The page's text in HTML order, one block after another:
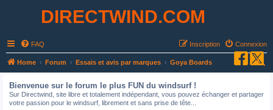
DIRECTWIND.COM
FAQ Connexion
Inscription
Home Forum Essais et avis par marques Goya Boards
Bienvenue sur le forum le plus FUN du windsurf !
Sur Directwind, site libre et totalement indépendant, vous pouvez échanger et partager
votre passion pour le windsurf, librement et sans prise de tête...